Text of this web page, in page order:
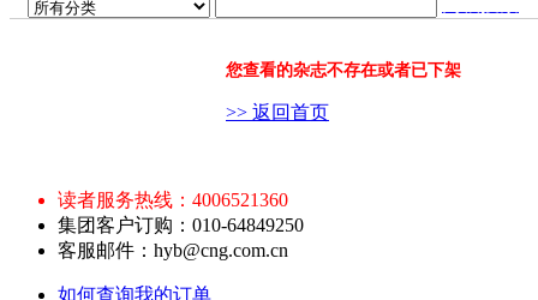
您查看的杂志不存在或者已下架
>> 返回首页
读者服务热线：4006521360
集团客户订购：010-64849250
客服邮件：hyb@cng.com.cn
如何查询我的订单